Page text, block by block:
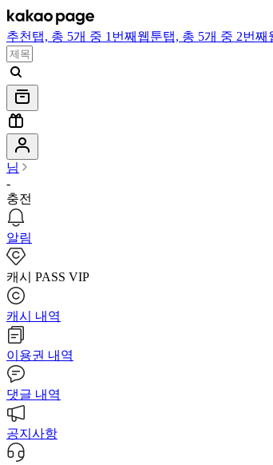
추천 탭, 총 5개 중 1번째 웹툰탭, 총 5개 중 2번째
님
-
충전
알림
캐시 PASS VIP
캐시 내역
이용권 내역
댓글 내역
공지사항